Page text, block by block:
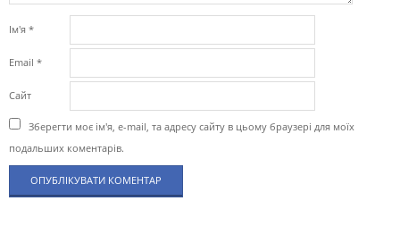
Ім'я *
Email *
Сайт
Зберегти моє ім'я, e-mail, та адресу сайту в цьому браузері для моїх
подальших коментарів.